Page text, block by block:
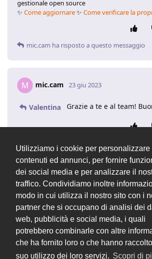
Utilizziamo i cookie per personalizzare
contenuti ed annunci, per fornire
dei social media e per analizzare il
traffico. Condividiamo inoltre
modo in cui utilizza il nostro sito con i
partner che si occupano di analisi dei
web, pubblicità e social media, i quali
potrebbero combinarle con altre
che ha fornito loro o che hanno raccolto
suo utilizzo dei loro servizi. Scopri di
gestionale open source
✨ Come aggiornare✨ Come verificare la
mic.cam ha risposto a questo messaggio
M mic.cam 23 giu 2023
Valentina Grazie a te e al team!
Valentinaha chiuso la discussione
Valentina ha cambiato il titolo in
Aggiunta attività da Dashboard 23